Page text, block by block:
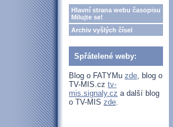
Hlavní strana webu časopisu
Milujte se!
Archiv vyšlých čísel
Spřátelené weby:
Blog o FATYMu zde, blog o
TV-MIS.cz tv-
mis.signaly.cz a další blog
o TV-MIS zde.